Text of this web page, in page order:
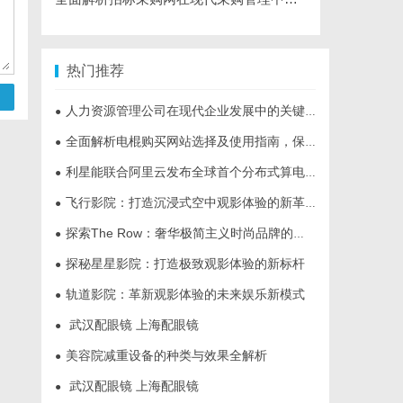
热门推荐
● 人力资源管理公司在现代企业发展中的关键作用及其管理策略解析
● 全面解析电棍购买网站选择及使用指南，保障安全与合法性
● 利星能联合阿里云发布全球首个分布式算电协同解决方案
● 飞行影院：打造沉浸式空中观影体验的新革命
● 探索The Row：奢华极简主义时尚品牌的崛起与魅力解析
● 探秘星星影院：打造极致观影体验的新标杆
● 轨道影院：革新观影体验的未来娱乐新模式
● 武汉配眼镜 上海配眼镜
● 美容院减重设备的种类与效果全解析
● 武汉配眼镜 上海配眼镜